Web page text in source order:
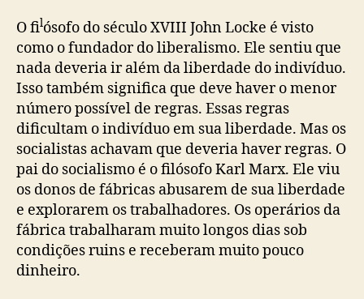
O filósofo do século XVIII John Locke é visto
como o fundador do liberalismo. Ele sentiu que
nada deveria ir além da liberdade do indivíduo.
Isso também significa que deve haver o menor
número possível de regras. Essas regras
dificultam o indivíduo em sua liberdade. Mas os
socialistas achavam que deveria haver regras. O
pai do socialismo é o filósofo Karl Marx. Ele viu
os donos de fábricas abusarem de sua liberdade
e explorarem os trabalhadores. Os operários da
fábrica trabalharam muito longos dias sob
condições ruins e receberam muito pouco
dinheiro.